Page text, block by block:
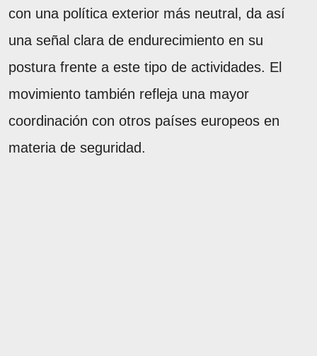
con una política exterior más neutral, da así
una señal clara de endurecimiento en su
postura frente a este tipo de actividades. El
movimiento también refleja una mayor
coordinación con otros países europeos en
materia de seguridad.